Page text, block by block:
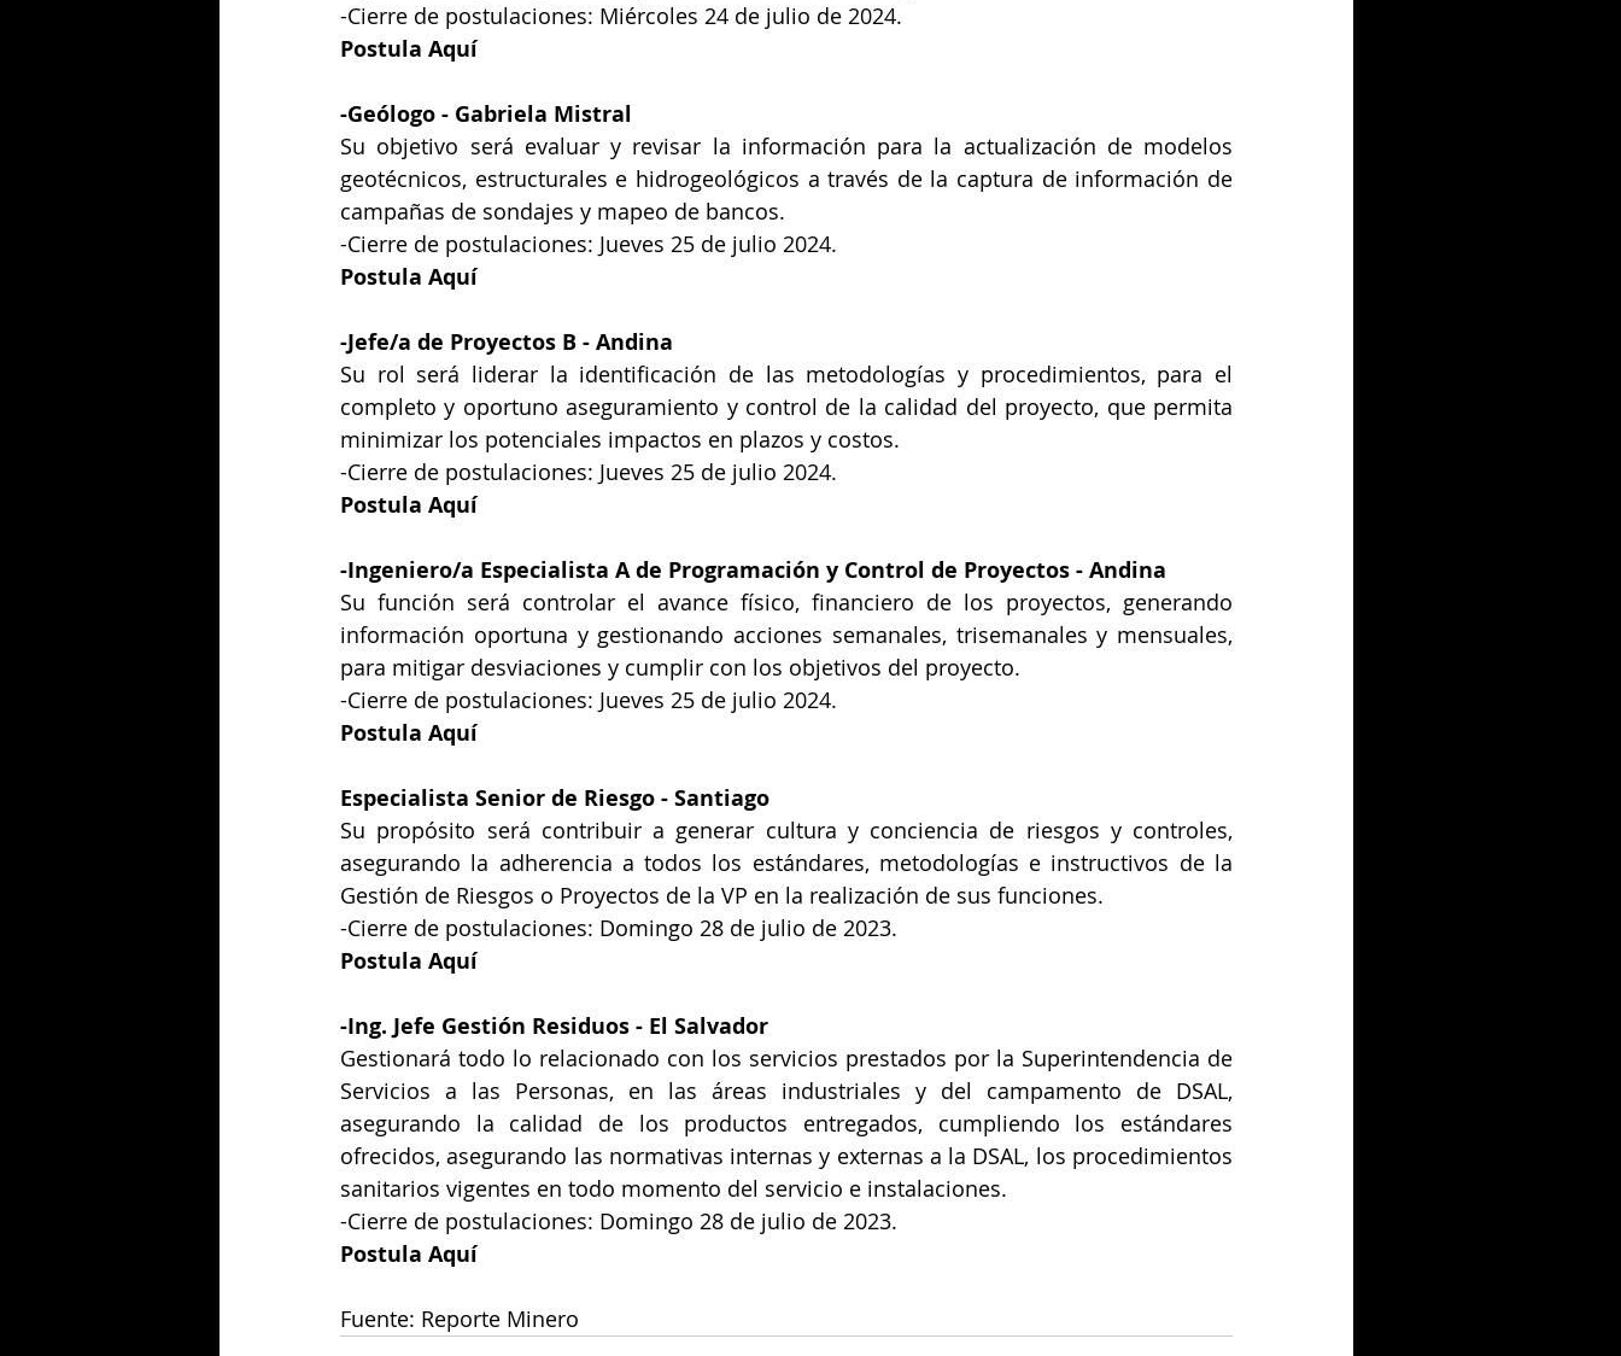
-Cierre de postulaciones: Miércoles 24 de julio de 2024.
Postula Aquí
-Geólogo - Gabriela Mistral
Su objetivo será evaluar y revisar la información para la actualización de modelos
geotécnicos, estructurales e hidrogeológicos a través de la captura de información de
campañas de sondajes y mapeo de bancos.
-Cierre de postulaciones: Jueves 25 de julio 2024.
Postula Aquí
-Jefe/a de Proyectos B - Andina
Su rol será liderar la identificación de las metodologías y procedimientos, para el
completo y oportuno aseguramiento y control de la calidad del proyecto, que permita
minimizar los potenciales impactos en plazos y costos.
-Cierre de postulaciones: Jueves 25 de julio 2024.
Postula Aquí
-Ingeniero/a Especialista A de Programación y Control de Proyectos - Andina
Su función será controlar el avance físico, financiero de los proyectos, generando
información oportuna y gestionando acciones semanales, trisemanales y mensuales,
para mitigar desviaciones y cumplir con los objetivos del proyecto.
-Cierre de postulaciones: Jueves 25 de julio 2024.
Postula Aquí
Especialista Senior de Riesgo - Santiago
Su propósito será contribuir a generar cultura y conciencia de riesgos y controles,
asegurando la adherencia a todos los estándares, metodologías e instructivos de la
Gestión de Riesgos o Proyectos de la VP en la realización de sus funciones.
-Cierre de postulaciones: Domingo 28 de julio de 2023.
Postula Aquí
-Ing. Jefe Gestión Residuos - El Salvador
Gestionará todo lo relacionado con los servicios prestados por la Superintendencia de
Servicios a las Personas, en las áreas industriales y del campamento de DSAL,
asegurando la calidad de los productos entregados, cumpliendo los estándares
ofrecidos, asegurando las normativas internas y externas a la DSAL, los procedimientos
sanitarios vigentes en todo momento del servicio e instalaciones.
-Cierre de postulaciones: Domingo 28 de julio de 2023.
Postula Aquí
Fuente: Reporte Minero